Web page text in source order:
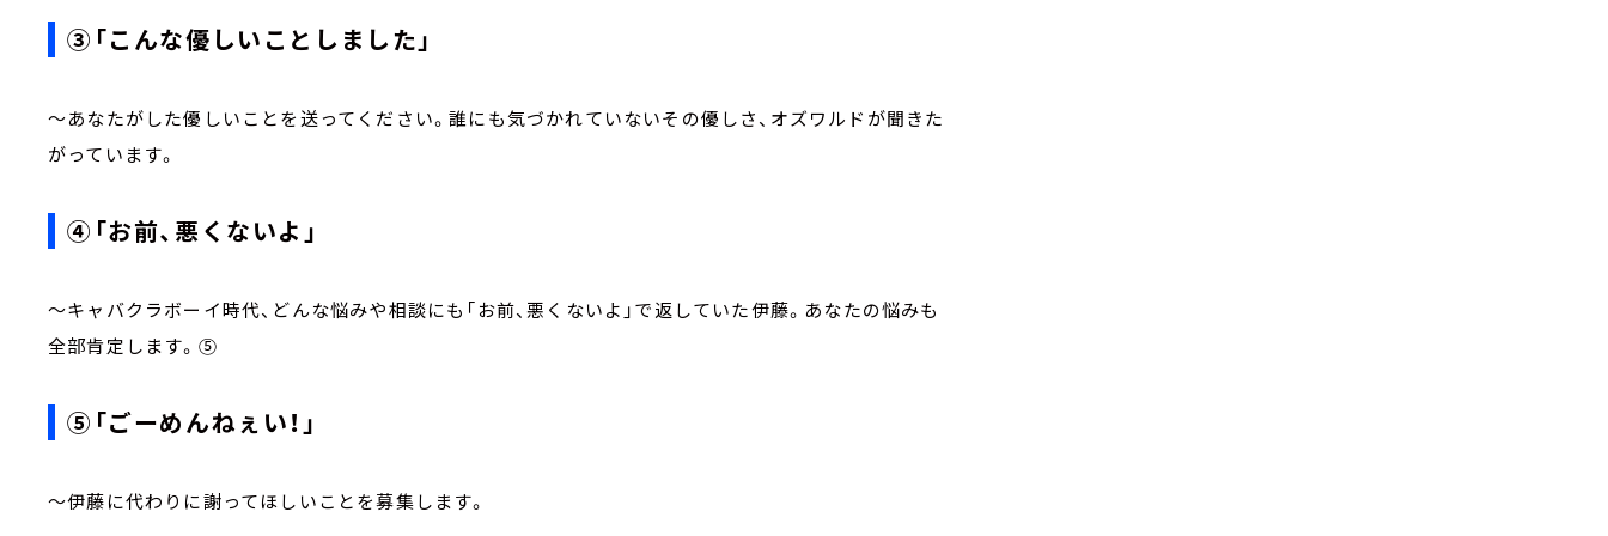
③「こんな優しいことしました」
～あなたがした優しいことを送ってください。誰にも気づかれていないその優しさ、オズワルドが聞きた
がっています。
④「お前、悪くないよ」
～キャバクラボーイ時代、どんな悩みや相談にも「お前、悪くないよ」で返していた伊藤。あなたの悩みも
全部肯定します。⑤
⑤「ごーめんねぇい！」
～伊藤に代わりに謝ってほしいことを募集します。